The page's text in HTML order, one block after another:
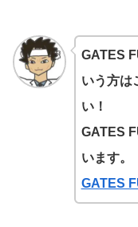
GATES
いう方は
い！
GATES
います。
GATES